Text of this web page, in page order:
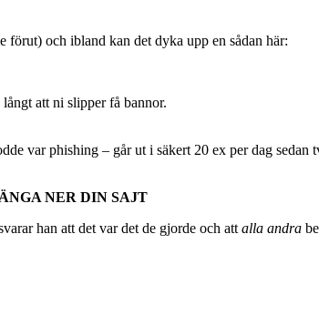
förut) och ibland kan det dyka upp en sådan här:
att ni slipper få bannor.
var phishing – går ut i säkert 20 ex per dag
NER DIN SAJT
han att det var det de gjorde och att alla andra